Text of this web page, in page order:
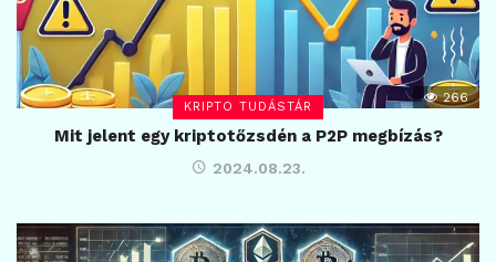
KRIPTO TUDÁSTÁR
266
Mit jelent egy kriptotőzsdén a P2P megbízás?
2024.08.23.